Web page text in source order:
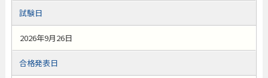
試験日
2026年9月26日
合格発表日